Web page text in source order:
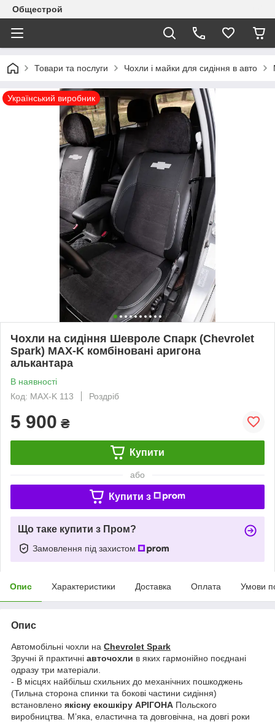
Общестрой
Товари та послуги Чохли і майки для сидіння в авто
Український виробник
Чохли на сидіння Шевроле Спарк (Chevrolet
Spark) MAX-K комбіновані аригона
алькантара
В наявності
Код: MAX-K 113
Роздріб
5 900 ₴
Купити
або
Купити з
Що таке купити з Пром?
Замовлення під захистом
Опис Характеристики Доставка Оплата Умови
Опис
Автомобільні чохли на Chevrolet Spark
Зручні й практичні авточохли в яких гармонійно поєднані
одразу три матеріали.
- В місцях найбільш схильних до механічних пошкоджень
(Тильна сторона спинки та бокові частини сидіння)
встановлено якісну екошкіру АРІГОНА Польского
виробництва. Мʼяка, еластична та довговічна, на довгі роки